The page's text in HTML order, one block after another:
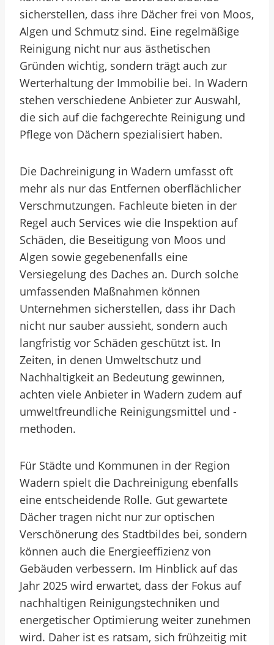
sicherstellen, dass ihre Dächer frei von Moos,
Algen und Schmutz sind. Eine regelmäßige
Reinigung nicht nur aus ästhetischen
Gründen wichtig, sondern trägt auch zur
Werterhaltung der Immobilie bei. In Wadern
stehen verschiedene Anbieter zur Auswahl,
die sich auf die fachgerechte Reinigung und
Pflege von Dächern spezialisiert haben.
Die Dachreinigung in Wadern umfasst oft
mehr als nur das Entfernen oberflächlicher
Verschmutzungen. Fachleute bieten in der
Regel auch Services wie die Inspektion auf
Schäden, die Beseitigung von Moos und
Algen sowie gegebenenfalls eine
Versiegelung des Daches an. Durch solche
umfassenden Maßnahmen können
Unternehmen sicherstellen, dass ihr Dach
nicht nur sauber aussieht, sondern auch
langfristig vor Schäden geschützt ist. In
Zeiten, in denen Umweltschutz und
Nachhaltigkeit an Bedeutung gewinnen,
achten viele Anbieter in Wadern zudem auf
umweltfreundliche Reinigungsmittel und -
methoden.
Für Städte und Kommunen in der Region
Wadern spielt die Dachreinigung ebenfalls
eine entscheidende Rolle. Gut gewartete
Dächer tragen nicht nur zur optischen
Verschönerung des Stadtbildes bei, sondern
können auch die Energieeffizienz von
Gebäuden verbessern. Im Hinblick auf das
Jahr 2025 wird erwartet, dass der Fokus auf
nachhaltigen Reinigungstechniken und
energetischer Optimierung weiter zunehmen
wird. Daher ist es ratsam, sich frühzeitig mit